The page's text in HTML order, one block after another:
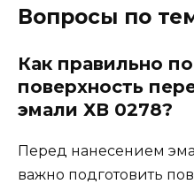
Вопросы по
Как правильно
поверхность
эмали ХВ 0278?
Перед нанесением
важно подготовить